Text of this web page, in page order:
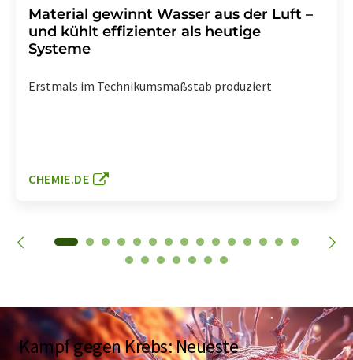
Material gewinnt Wasser aus der Luft –
und kühlt effizienter als heutige
Systeme
Erstmals im Technikumsmaßstab produziert
CHEMIE.DE
Kampf gegen Krebs: Neueste